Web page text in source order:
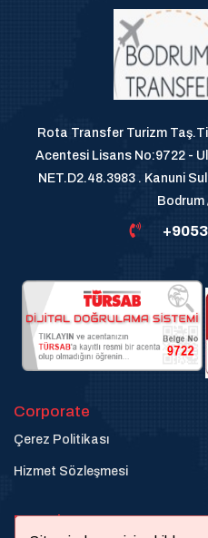
Rota Transfer Turizm
Acentesi Lisans No:9722 -
NET.D2.48.3983 . Kanuni
Bodrum
Corporate
Çerez Politikası
Hizmet Sözleşmesi
Destek